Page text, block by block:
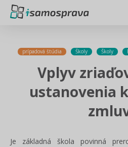
prípadová štúdia Školy Školy
Vplyv
ustanovenia
Je základná škola povinná